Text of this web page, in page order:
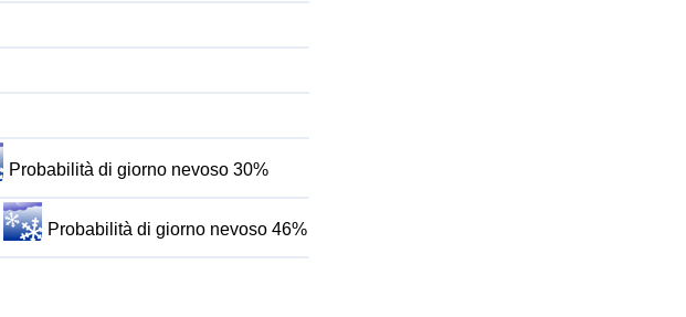
Probabilità di giorno nevoso 30%
Probabilità di giorno nevoso 46%